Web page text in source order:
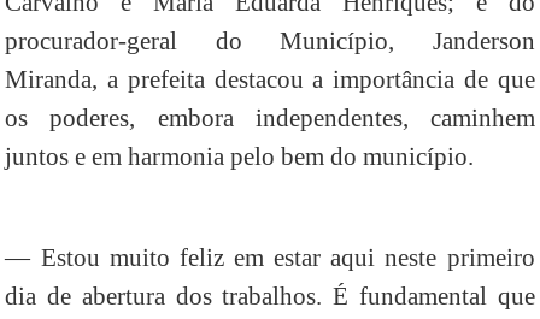
procurador-geral do Município, Janderson
Miranda, a prefeita destacou a importância de que
os poderes, embora independentes, caminhem
juntos e em harmonia pelo bem do município.
— Estou muito feliz em estar aqui neste primeiro
dia de abertura dos trabalhos. É fundamental que